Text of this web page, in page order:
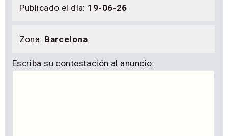
Publicado el día: 19-06-26
Zona: Barcelona
Escriba su contestación al anuncio: